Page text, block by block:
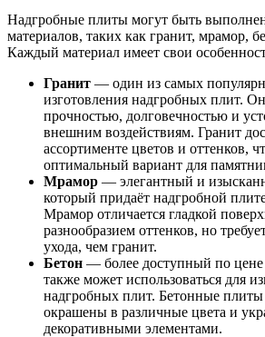
Надгробные плиты могут быть
материалов, таких как гранит, мрамор,
Каждый материал имеет свои
Гранит — один из самых
изготовления надгробных плит.
прочностью, долговечностью и
внешним воздействиям. Гранит
ассортименте цветов и оттенков,
оптимальный вариант для
Мрамор — элегантный и
который придаёт надгробной
Мрамор отличается гладкой
разнообразием оттенков, но
ухода, чем гранит.
Бетон — более доступный по цене
также может использоваться для
надгробных плит. Бетонные
окрашены в различные цвета и
декоративными элементами.